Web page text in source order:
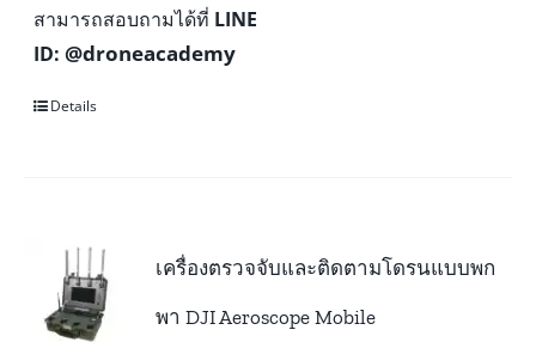
สามารถสอบถามได้ที่ LINE
ID:@droneacademy
Details
เครื่องตรวจจับและติดตามโดรนแบบพก
พา DJI Aeroscope Mobile